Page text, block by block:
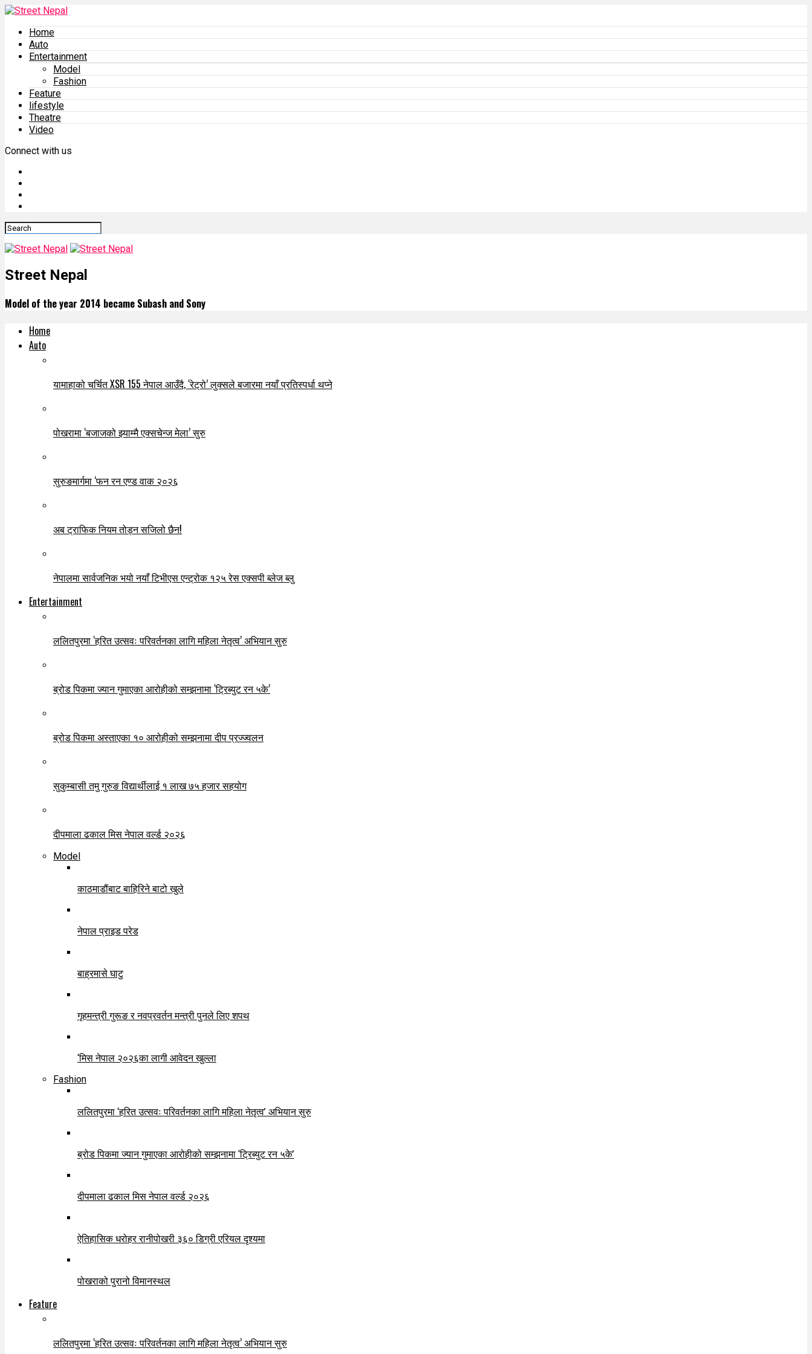
Home
Auto
Entertainment
Model
Fashion
Feature
lifestyle
Theatre
Video
Connect with us
Street Nepal
Model of the year 2014 became Subash and Sony
Home
Auto
यामाहाको चर्चित XSR 155 नेपाल आउँदै, ‘रेट्रो’ लुक्सले बजारमा नयाँ प्रतिस्पर्धा थप्ने
पोखरामा ‘बजाजको झ्याम्मै एक्सचेन्ज मेला’ सुरु
सुरुङमार्गमा ‘फन रन एण्ड वाक २०२६
अब ट्राफिक नियम तोड्न सजिलो छैन!
नेपालमा सार्वजनिक भयो नयाँ टिभीएस एन्ट्रोक १२५ रेस एक्सपी ब्लेज ब्लु
Entertainment
ललितपुरमा ‘हरित उत्सवः परिवर्तनका लागि महिला नेतृत्व’ अभियान सुरु
ब्रोड पिकमा ज्यान गुमाएका आरोहीको सम्झनामा ‘ट्रिब्युट रन ५के’
ब्रोड पिकमा अस्ताएका १० आरोहीको सम्झनामा दीप प्रज्ज्वलन
सुकुम्बासी तमु गुरुङ विद्यार्थीलाई १ लाख ७५ हजार सहयोग
दीपमाला ढकाल मिस नेपाल वर्ल्ड २०२६
Model
काठमाडौंबाट बाहिरिने बाटो खुले
नेपाल प्राइड परेड
बाह्रमासे घाटु
गृहमन्त्री गुरूङ र नवप्रवर्तन मन्त्री पुनले लिए शपथ
‘मिस नेपाल २०२६का लागी आवेदन खुल्ला
Fashion
ललितपुरमा ‘हरित उत्सवः परिवर्तनका लागि महिला नेतृत्व’ अभियान सुरु
ब्रोड पिकमा ज्यान गुमाएका आरोहीको सम्झनामा ‘ट्रिब्युट रन ५के’
दीपमाला ढकाल मिस नेपाल वर्ल्ड २०२६
ऐतिहासिक धरोहर रानीपोखरी ३६० डिग्री एरियल दृश्यमा
पोखराको पुरानो विमानस्थल
Feature
ललितपुरमा ‘हरित उत्सवः परिवर्तनका लागि महिला नेतृत्व’ अभियान सुरु